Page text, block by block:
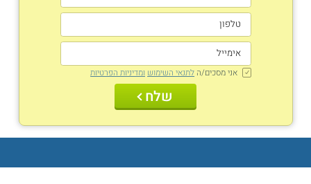
אני מסכים/ה לתנאי השימוש ומדיניות הפרטיות
שלח